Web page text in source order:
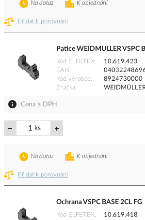
Přidat k porovnání
K objednání
Na dotaz
Patice WEIDMULLER VSPC
Kód ELFETEX
10.619.423
EAN
Kód výrobce
8924730000
Značka
Cena s DPH
ks
Přidat k porovnání
K objednání
Na dotaz
Ochrana VSPC BASE 2CL FG
Kód ELFETEX
10.619.418